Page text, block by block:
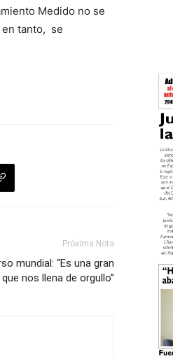
Medido no se
en tanto, se
Próxima Nota
mundial: “Es una gran
nos llena de orgullo”